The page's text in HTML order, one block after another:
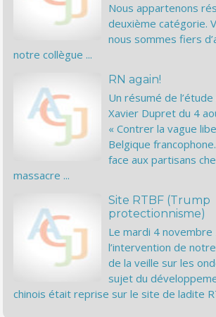
Nous appartenons
deuxième catégorie.
nous sommes fiers
notre collègue ...
RN again!
Un résumé de
Xavier Dupret du 4
« Contrer la vague
Belgique
face aux partisans
massacre ...
Site RTBF (Trump
protectionnisme)
Le mardi 4 novembre
l’intervention de
de la veille sur les
sujet du
chinois était reprise sur le site de ladite